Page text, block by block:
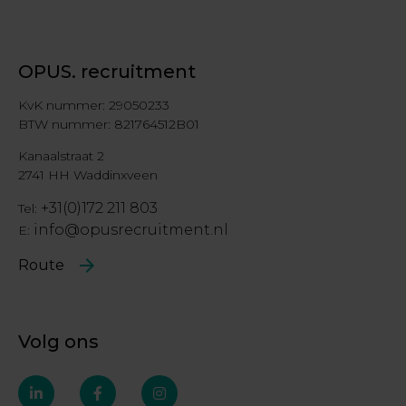
OPUS. recruitment
KvK nummer: 29050233
BTW nummer: 821764512B01
Kanaalstraat 2
2741 HH Waddinxveen
Tel: +31(0)172 211 803
E: info@opusrecruitment.nl
Route
Volg ons
linkedin-facebook-instagram